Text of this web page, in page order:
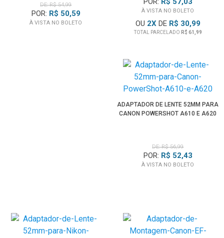
DE: R$ 54,99
POR: R$ 50,59
À VISTA NO BOLETO
À VISTA NO BOLETO
OU 2XDE R$ 30,99
TOTAL PARCELADO R$ 61,99
ADAPTADOR DE LENTE 52MM PARA
CANON POWERSHOT A610 E A620
DE: R$ 56,99
POR: R$ 52,43
À VISTA NO BOLETO